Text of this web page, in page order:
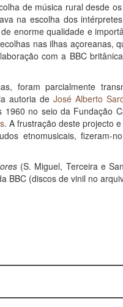
de música rural desde
na escolha dos
enorme qualidade e
nas ilhas açoreanas,
com a BBC
foram parcialmente
autoria de José Alberto
no seio da Fundação
. A frustração deste projecto
etnomusicais, fizeram-
(S. Miguel, Terceira e
BBC (discos de vinil no